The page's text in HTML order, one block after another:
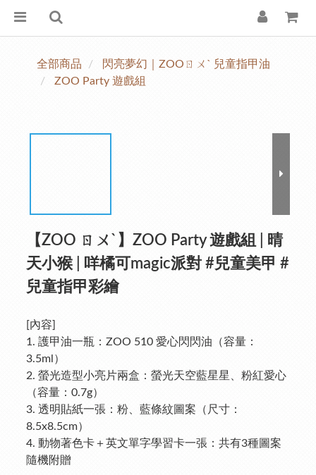
全部商品
閃亮夢幻｜ZOOㄖㄨˋ 兒童指甲油
ZOO Party 遊戲組
【ZOO ㄖㄨˋ】ZOO Party 遊戲組 | 晴
天小猴 | 咩橘可magic派對 #兒童美甲 #
兒童指甲彩繪
[內容]
1. 護甲油一瓶：ZOO 510 愛心閃閃油（容量：
3.5ml）
2. 螢光造型小亮片兩盒：螢光天空藍星星、粉紅愛心
（容量：0.7g）
3. 透明貼紙一張：粉、藍條紋圖案（尺寸：
8.5x8.5cm）
4. 動物著色卡＋英文單字學習卡一張：共有3種圖案
隨機附贈